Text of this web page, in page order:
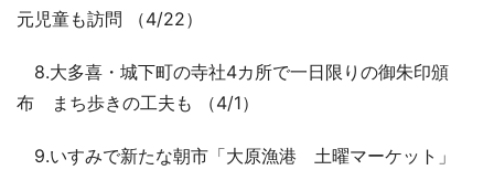
元児童も訪問 （4/22）
8.大多喜・城下町の寺社4カ所で一日限りの御朱印頒
布 まち歩きの工夫も （4/1）
9.いすみで新たな朝市「大原漁港 土曜マーケット」